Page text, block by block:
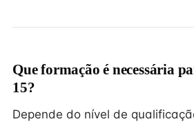
Que formação é necessária
15?
Depende do nível de